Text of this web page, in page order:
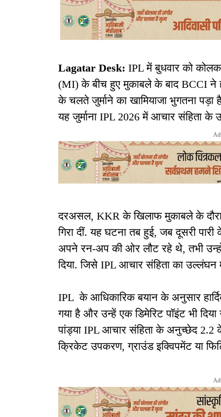
Lagatar Desk: IPL में बुधवार को
(MI) के बीच हुए मुकाबले के बाद BCCI ने
के चलते जुर्माने का खामियाजा भुगतना पड़ा
यह जुर्माना IPL 2026 में आचार संहिता के
दरअसल, KKR के खिलाफ मुकाबले के
गिरा दीं. यह घटना तब हुई, जब दूसरी
अपने रन-अप की ओर लौट रहे थे, तभी
दिया. जिसे IPL आचार संहिता का उल्लंघन
IPL के आधिकारिक बयान के अनुसार
गया है और उन्हें एक डिमेरिट पॉइंट भी
पांड्या IPL आचार संहिता के अनुच्छेद 2.2
क्रिकेट उपकरण, ग्राउंड इक्विपमेंट या